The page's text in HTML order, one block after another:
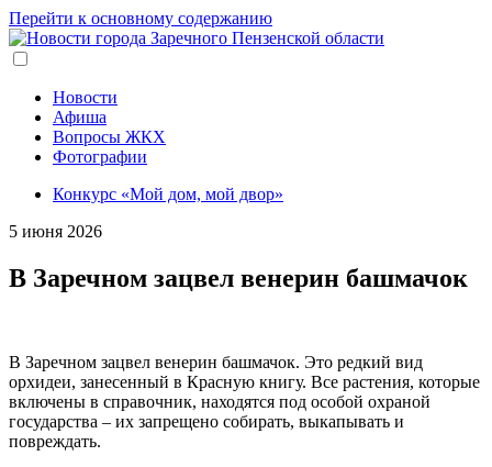
Перейти к основному содержанию
Новости
Афиша
Вопросы ЖКХ
Фотографии
Конкурс «Мой дом, мой двор»
5 июня 2026
В Заречном зацвел венерин башмачок
В Заречном зацвел венерин башмачок. Это редкий вид
орхидеи, занесенный в Красную книгу. Все растения, которые
включены в справочник, находятся под особой охраной
государства – их запрещено собирать, выкапывать и
повреждать.